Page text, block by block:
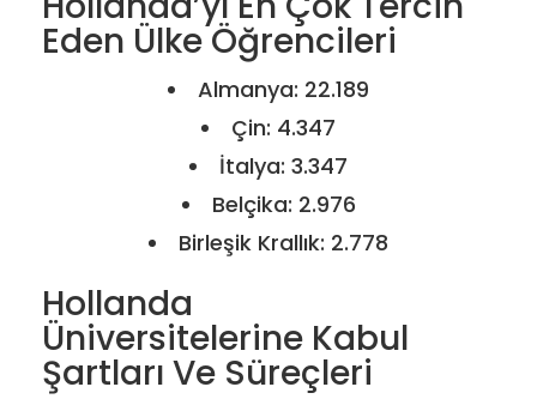
Eden Ülke Öğrencileri
Almanya: 22.189
Çin: 4.347
İtalya: 3.347
Belçika: 2.976
Birleşik Krallık: 2.778
Hollanda
Üniversitelerine Kabul
Şartları Ve Süreçleri